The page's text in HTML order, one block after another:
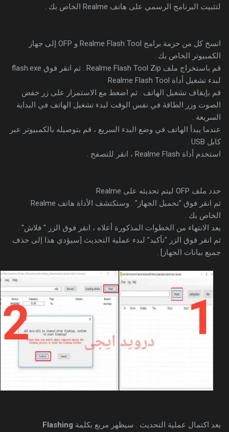
لتثبيت البرنامج الرسمي على هاتف Realme الخاص بك .
انسخ كل من حزمة برامج Realme Flash Tool و OFP إلى جهاز
الكمبيوتر الخاص بك .
قم باستخراج ملف Realme Flash Tool Zip . ثم انقر فوق flash.exe
لبدء تشغيل أداة Realme Flash Tool
قم بإيقاف تشغيل الهاتف . ثم اضغط مع الاستمرار على زر خفض
الصوت وزر الطاقة في نفس الوقت لبدء تشغيل الهاتف في البداية
السريعة .
عندما يبدأ الهاتف في وضع البدء السريع ، قم بتوصيله بالكمبيوتر عبر
كابل USB .
استخدم أداة Realme Flash ، انقر للتصفح .
حدد ملف OFP ليتم تحديثه على Realme
ثم انقر فوق "تحميل الجهاز" . وستكتشف الأداة هاتف Realme
الخاص بك .
بعد الانتهاء من الخطوات المذكورة أعلاه ، انقر فوق الزر " فلاش" .
ثم انقر فوق الزر "تأكيد" لبدء عملية التحديث [سيؤدي هذا إلى حذف
جميع بيانات الجهاز] .
بعد اكتمال عملية التحديث . سيظهر مربع بكلمةFlashing